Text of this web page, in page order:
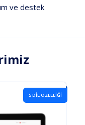
ve destek
5 DIL ÖZELLIĞI